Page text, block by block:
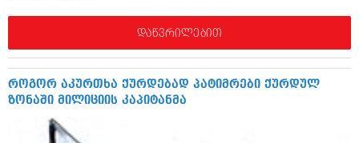
კალეიდოსკოპი
ჰოროსკოპი და შეუცნობელი
კრიმინალი
რომანი და დეტექტივი
სახალისო ამბები
შოუბიზნესი
დაწვრილებით
როგორ აკურთხა ქურდებად პატიმრები ქურდულ
ზონაში მილიციის კაპიტანმა